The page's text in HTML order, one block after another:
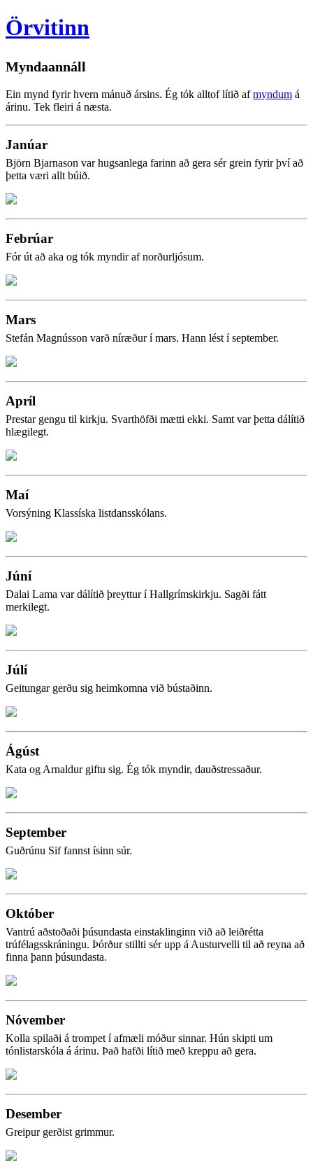
Örvitinn
Myndaannáll
Ein mynd fyrir hvern mánuð ársins. Ég tók alltof lítið afmyndum á
árinu. Tek fleiri á næsta.
Janúar
Björn Bjarnason var hugsanlega farinn að gera sér grein fyrir því að
þetta væri allt búið.
Febrúar
Fór út að aka og tók myndir af norðurljósum.
Mars
Stefán Magnússon varð níræður í mars. Hann lést í september.
Apríl
Prestar gengu til kirkju. Svarthöfði mætti ekki. Samt var þetta dálítið
hlægilegt.
Maí
Vorsýning Klassíska listdansskólans.
Júní
Dalai Lama var dálítið þreyttur í Hallgrímskirkju. Sagði fátt
merkilegt.
Júlí
Geitungar gerðu sig heimkomna við bústaðinn.
Ágúst
Kata og Arnaldur giftu sig. Ég tók myndir, dauðstressaður.
September
Guðrúnu Sif fannst ísinn súr.
Október
Vantrú aðstoðaði þúsundasta einstaklinginn við að leiðrétta
trúfélagsskráningu. Þórður stillti sér upp á Austurvelli til að reyna að
finna þann þúsundasta.
Nóvember
Kolla spilaði á trompet í afmæli móður sinnar. Hún skipti um
tónlistarskóla á árinu. Það hafði lítið með kreppu að gera.
Desember
Greipur gerðist grimmur.